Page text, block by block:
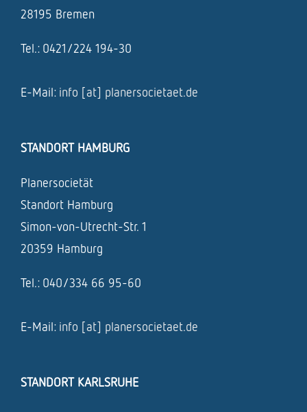
28195 Bremen
Tel.: 0421/224 194-30
E-Mail: info [at] planersocietaet.de
STANDORT HAMBURG
Planersocietät
Standort Hamburg
Simon-von-Utrecht-Str. 1
20359 Hamburg
Tel.: 040/334 66 95-60
E-Mail: info [at] planersocietaet.de
STANDORT KARLSRUHE